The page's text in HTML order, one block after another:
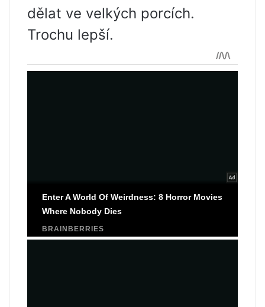
dělat ve velkých porcích.
Trochu lepší.